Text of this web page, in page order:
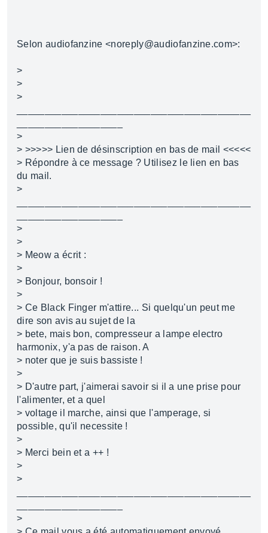
Selon audiofanzine <noreply@audiofanzine.com>:
>
>
>
>
> >>>>> Lien de désinscription en bas de mail <<<<<
> Répondre à ce message ? Utilisez le lien en bas
du mail.
>
>
>
> Meow a écrit :
>
> Bonjour, bonsoir !
>
> Ce Black Finger m'attire... Si quelqu'un peut me
dire son avis au sujet de la
> bete, mais bon, compresseur a lampe electro
harmonix, y'a pas de raison. A
> noter que je suis bassiste !
>
> D'autre part, j'aimerai savoir si il a une prise pour
l'alimenter, et a quel
> voltage il marche, ainsi que l'amperage, si
possible, qu'il necessite !
>
> Merci bein et a ++ !
>
>
>